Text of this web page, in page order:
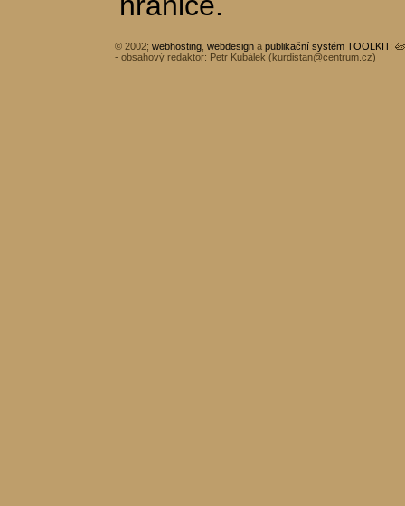
© 2002; webhosting webdesign a publikační systém TOOLKIT:
- obsahový redaktor: Petr Kubálek (kurdistan@centrum.cz)